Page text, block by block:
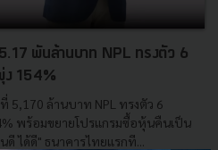
พันล้านบาท NPL ทรงตัว 6
ง 154%
5,170 ล้านบาท NPL ทรงตัว 6
พร้อมขยายโปรแกรมซื้อหุ้นคืนเป็น
ได้ดี" ธนาคารไทยแรกที...